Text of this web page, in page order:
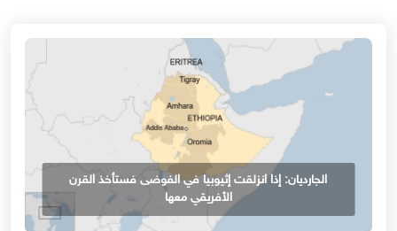
الجارديان: إذا انزلقت إثيوبيا في الفوضى فستأخذ القرن
الأفريقي معها